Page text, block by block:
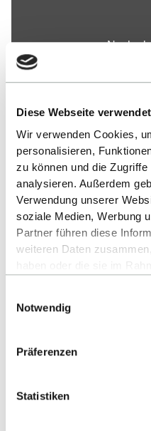
Diese Webseite
Wir verwenden Cookies,
personalisieren,
zu können und die
analysieren. Außerdem
Verwendung unserer
soziale Medien, Werbung
Partner führen diese
weiteren Daten
Alles zum Thema
Datenverarbeitung
Notwendig
Präferenzen
Statistiken
Nach